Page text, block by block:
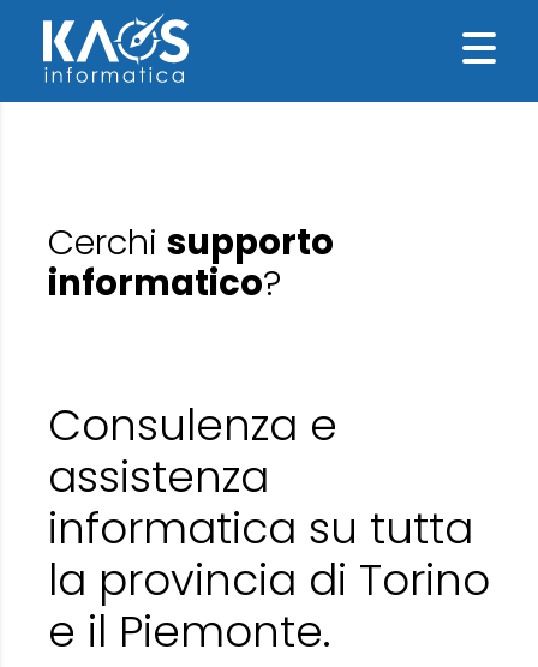
Cerchi supporto
informatico?
Consulenza e
assistenza
informatica su tutta
la provincia di Torino
e il Piemonte.